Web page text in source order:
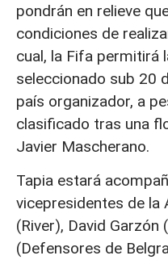
pondrán en relieve
condiciones de
cual, la Fifa permitirá
seleccionado sub 20
país organizador, a
clasificado tras una
Javier Mascherano.
Tapia estará
vicepresidentes de la
(River), David
(Defensores de